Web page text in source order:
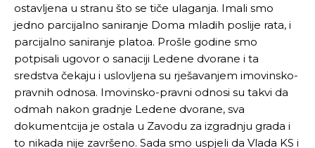
ostavljena u stranu što se tiče ulaganja. Imali smo
jedno parcijalno saniranje Doma mladih poslije rata, i
parcijalno saniranje platoa. Prošle godine smo
potpisali ugovor o sanaciji Ledene dvorane i ta
sredstva čekaju i uslovljena su rješavanjem imovinsko-
pravnih odnosa. Imovinsko-pravni odnosi su takvi da
odmah nakon gradnje Ledene dvorane, sva
dokumentcija je ostala u Zavodu za izgradnju grada i
to nikada nije završeno. Sada smo uspjeli da Vlada KS i